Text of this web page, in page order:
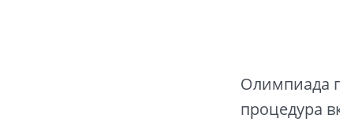
Олимпиада
процедура